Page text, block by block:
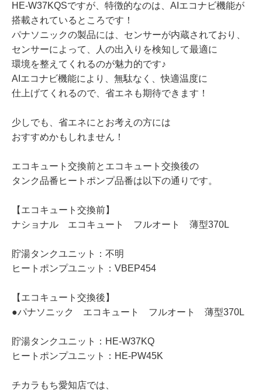
HE-W37KQSですが、特徴的なのは、AIエコナビ機能が
搭載されているところです！
パナソニックの製品には、センサーが内蔵されており、
センサーによって、人の出入りを検知して最適に
環境を整えてくれるのが魅力的です♪
AIエコナビ機能により、無駄なく、快適温度に
仕上げてくれるので、省エネも期待できます！
少しでも、省エネにとお考えの方には
おすすめかもしれません！
エコキュート交換前とエコキュート交換後の
タンク品番ヒートポンプ品番は以下の通りです。
【エコキュート交換前】
ナショナル エコキュート フルオート 薄型370L
貯湯タンクユニット：不明
ヒートポンプユニット：VBEP454
【エコキュート交換後】
●パナソニック エコキュート フルオート 薄型370L
貯湯タンクユニット：HE-W37KQ
ヒートポンプユニット：HE-PW45K
チカラもち愛知店では、